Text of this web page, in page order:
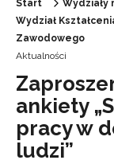
Start
Wydziały
Wydział
Zawodowego
Aktualności
ankiety
pracy w
ludzi”